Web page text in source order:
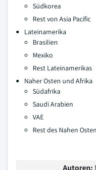
Südkorea
Rest von Asia Pacific
Lateinamerika
Brasilien
Mexiko
Rest Lateinamerikas
Naher Osten und Afrika
Südafrika
Saudi Arabien
VAE
Rest des Nahen
Autoren: